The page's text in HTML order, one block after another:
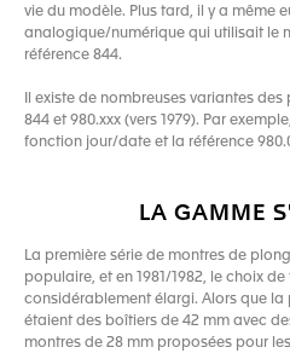
vie du modèle. Plus tard, il y a même
analogique/numérique qui utilisait le
référence 844.
Il existe de nombreuses variantes
844 et 980.xxx (vers 1979). Par
fonction jour/date et la référence
LA GAMME
La première série de montres de
populaire, et en 1981/1982, le choix
considérablement élargi. Alors que
étaient des boîtiers de 42 mm avec
montres de 28 mm proposées pour